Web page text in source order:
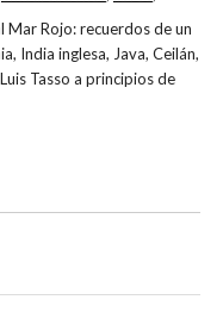
Mar Rojo: recuerdos de un
India inglesa, Java, Ceilán,
Tasso a principios de